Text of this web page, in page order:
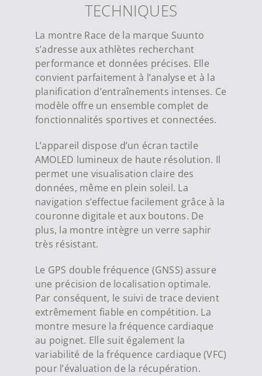
TECHNIQUES
La montre Race de la marque Suunto
s’adresse aux athlètes recherchant
performance et données précises. Elle
convient parfaitement à l’analyse et à la
planification d’entraînements intenses. Ce
modèle offre un ensemble complet de
fonctionnalités sportives et connectées.
L’appareil dispose d’un écran tactile
AMOLED lumineux de haute résolution. Il
permet une visualisation claire des
données, même en plein soleil. La
navigation s’effectue facilement grâce à la
couronne digitale et aux boutons. De
plus, la montre intègre un verre saphir
très résistant.
Le GPS double fréquence (GNSS) assure
une précision de localisation optimale.
Par conséquent, le suivi de trace devient
extrêmement fiable en compétition. La
montre mesure la fréquence cardiaque
au poignet. Elle suit également la
variabilité de la fréquence cardiaque (VFC)
pour l’évaluation de la récupération.